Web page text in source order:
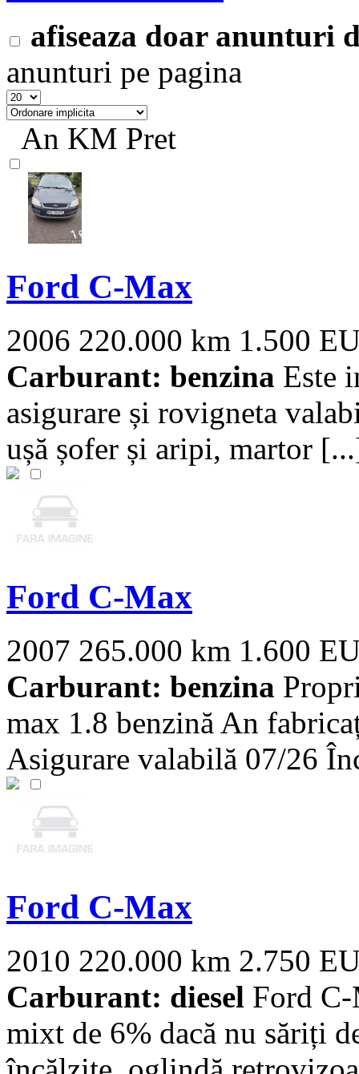
afiseaza doar anunturi
anunturi pe pagina
An KM Pret
Ford C-Max
2006 220.000 km 1.500
Carburant: benzina Este
asigurare și rovigneta
ușă șofer și aripi, martor
Ford C-Max
2007 265.000 km 1.600
Carburant: benzina
max 1.8 benzină An
Asigurare valabilă 07/26
Ford C-Max
2010 220.000 km 2.750
Carburant: diesel Ford
mixt de 6% dacă nu săriți